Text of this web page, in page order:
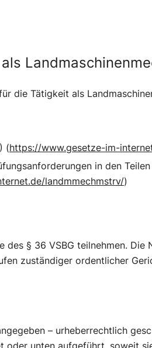
die Tätigkeit als
(https://www.gesetze-im-
in den
landmmechmstrv/)
§ 36 VSBG teilnehmen. Die
zuständiger ordentlicher
– urheberrechtlich
oder unten aufgeführt, soweit